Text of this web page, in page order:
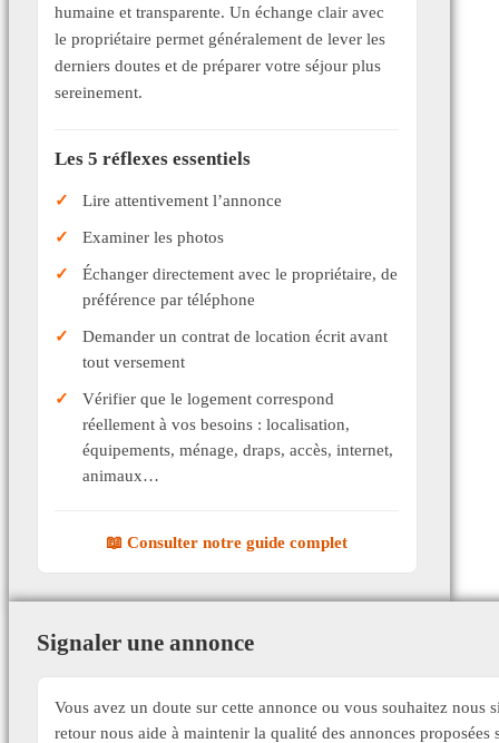
humaine et transparente. Un échange clair avec
le propriétaire permet généralement de lever les
derniers doutes et de préparer votre séjour plus
sereinement.
Les 5 réflexes essentiels
Lire attentivement l’annonce
Examiner les photos
Échanger directement avec le propriétaire, de
préférence par téléphone
Demander un contrat de location écrit avant
tout versement
Vérifier que le logement correspond
réellement à vos besoins : localisation,
équipements, ménage, draps, accès, internet,
animaux…
📖 Consulter notre guide complet
Signaler une annonce
Vous avez un doute sur cette annonce ou vous souhaitez
retour nous aide à maintenir la qualité des annonces proposées